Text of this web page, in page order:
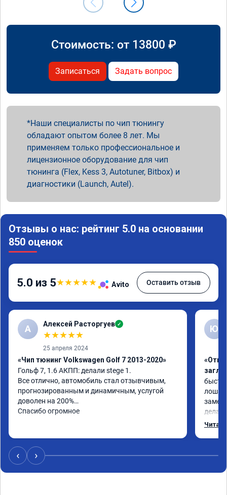
Стоимость: от 13800 ₽
Записаться Задать вопрос
Наши специалисты по чип тюнингу
обладают опытом более 8 лет. Мы
применяем только профессиональное и
лицензионное оборудование для чип
тюнинга (Flex, Kess 3, Autotuner, Bitbox) и
диагностики (Launch, Autel).
Отзывы о нас: рейтинг 5.0 на основании
850 оценок
5.0 из 5★★★★★ Avito Оставить отзыв
А Алексей Расторгуев ✓
★★★★★
25 апреля 2024
«Чип тюнинг Volkswagen Golf 7 2013-2020»
Гольф 7, 1.6 АКПП: делали stege 1.
Все отлично, автомобиль стал отзывчивым,
прогнозированным и динамичным, услугой
доволен на 200%
Спасибо огромное
Ю
может
‹ ›